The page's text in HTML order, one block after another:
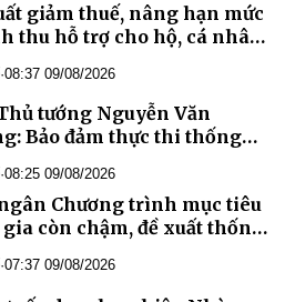
giảm thuế, nâng hạn mức
thu hỗ trợ cho hộ, cá nhân
·08:37 09/08/2026
tướng Nguyễn Văn
Bảo đảm thực thi thống
vướng mắc
·08:25 09/08/2026
Chương trình mục tiêu
gia còn chậm, đề xuất thống
·07:37 09/08/2026